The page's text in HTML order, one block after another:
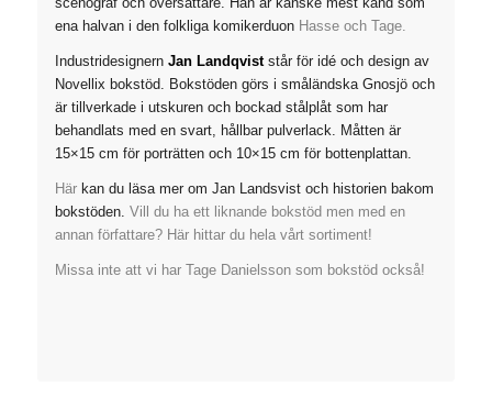
ena halvan i den folkliga komikerduon Hasse och Tage.
Industridesignern Jan Landqvist står för idé och design av
Novellix bokstöd. Bokstöden görs i småländska Gnosjö och
är tillverkade i utskuren och bockad stålplåt som har
behandlats med en svart, hållbar pulverlack. Måtten är
15×15 cm för porträtten och 10×15 cm för bottenplattan.
Härkan du läsa mer om Jan Landsvist och historien bakom
bokstöden. Vill du ha ett liknande bokstöd men med en
annan författare? Här hittar du hela vårt sortiment!
Missa inte att vi har Tage Danielsson som bokstöd också!